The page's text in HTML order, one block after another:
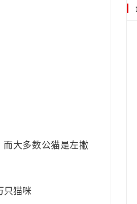
大多数公猫是左撇
只猫咪